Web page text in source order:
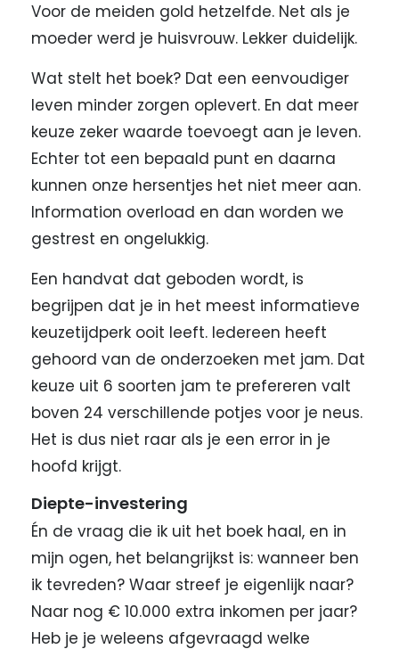
Voor de meiden gold hetzelfde. Net als je
moeder werd je huisvrouw. Lekker duidelijk.
Wat stelt het boek? Dat een eenvoudiger
leven minder zorgen oplevert. En dat meer
keuze zeker waarde toevoegt aan je leven.
Echter tot een bepaald punt en daarna
kunnen onze hersentjes het niet meer aan.
Information overload en dan worden we
gestrest en ongelukkig.
Een handvat dat geboden wordt, is
begrijpen dat je in het meest informatieve
keuzetijdperk ooit leeft. Iedereen heeft
gehoord van de onderzoeken met jam. Dat
keuze uit 6 soorten jam te prefereren valt
boven 24 verschillende potjes voor je neus.
Het is dus niet raar als je een error in je
hoofd krijgt.
Diepte-investering
Én de vraag die ik uit het boek haal, en in
mijn ogen, het belangrijkst is: wanneer ben
ik tevreden? Waar streef je eigenlijk naar?
Naar nog € 10.000 extra inkomen per jaar?
Heb je je weleens afgevraagd welke